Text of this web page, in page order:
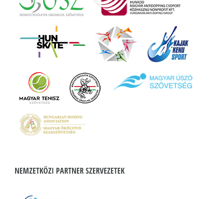
NEMZETKÖZI PARTNER SZERVEZETEK